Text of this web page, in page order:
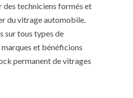
des techniciens formés et
du vitrage automobile.
sur tous types de
et bénéficions
permanent de vitrages